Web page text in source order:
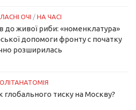
ОЧІ / НА ЧАСІ
до живої риби: «номенклатура»
допомоги фронту с початку
розширилась
глобального тиску на Москву?